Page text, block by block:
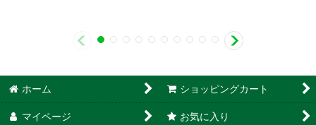
ホーム ショッピングカート
マイページ お気に入り